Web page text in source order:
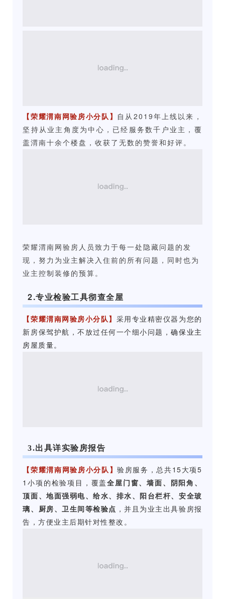
【荣耀渭南网验房小分队】 自从2019年上线以来，
坚持从业主角度为中心，已经服务数千户业主，覆
盖渭南十余个楼盘，收获了无数的赞誉和好评。
荣耀渭南网验房人员致力于每一处隐藏问题的发
现，努力为业主解决入住前的所有问题，同时也为
业主控制装修的预算。
2.专业检验工具彻查全屋
【荣耀渭南网验房小分队】 采用专业精密仪器为您的
新房保驾护航，不放过任何一个细小问题，确保业主
房屋质量。
3.出具详实验房报告
【荣耀渭南网验房小分队】验房服务，总共15大项5
1小项的检验项目，覆盖全屋门窗、墙面、阴阳角、
顶面、地面强弱电、给水、排水、阳台栏杆、安全玻
璃、厨房、卫生间等检验点 ，并且为业主出具验房报
告，方便业主后期针对性整改。